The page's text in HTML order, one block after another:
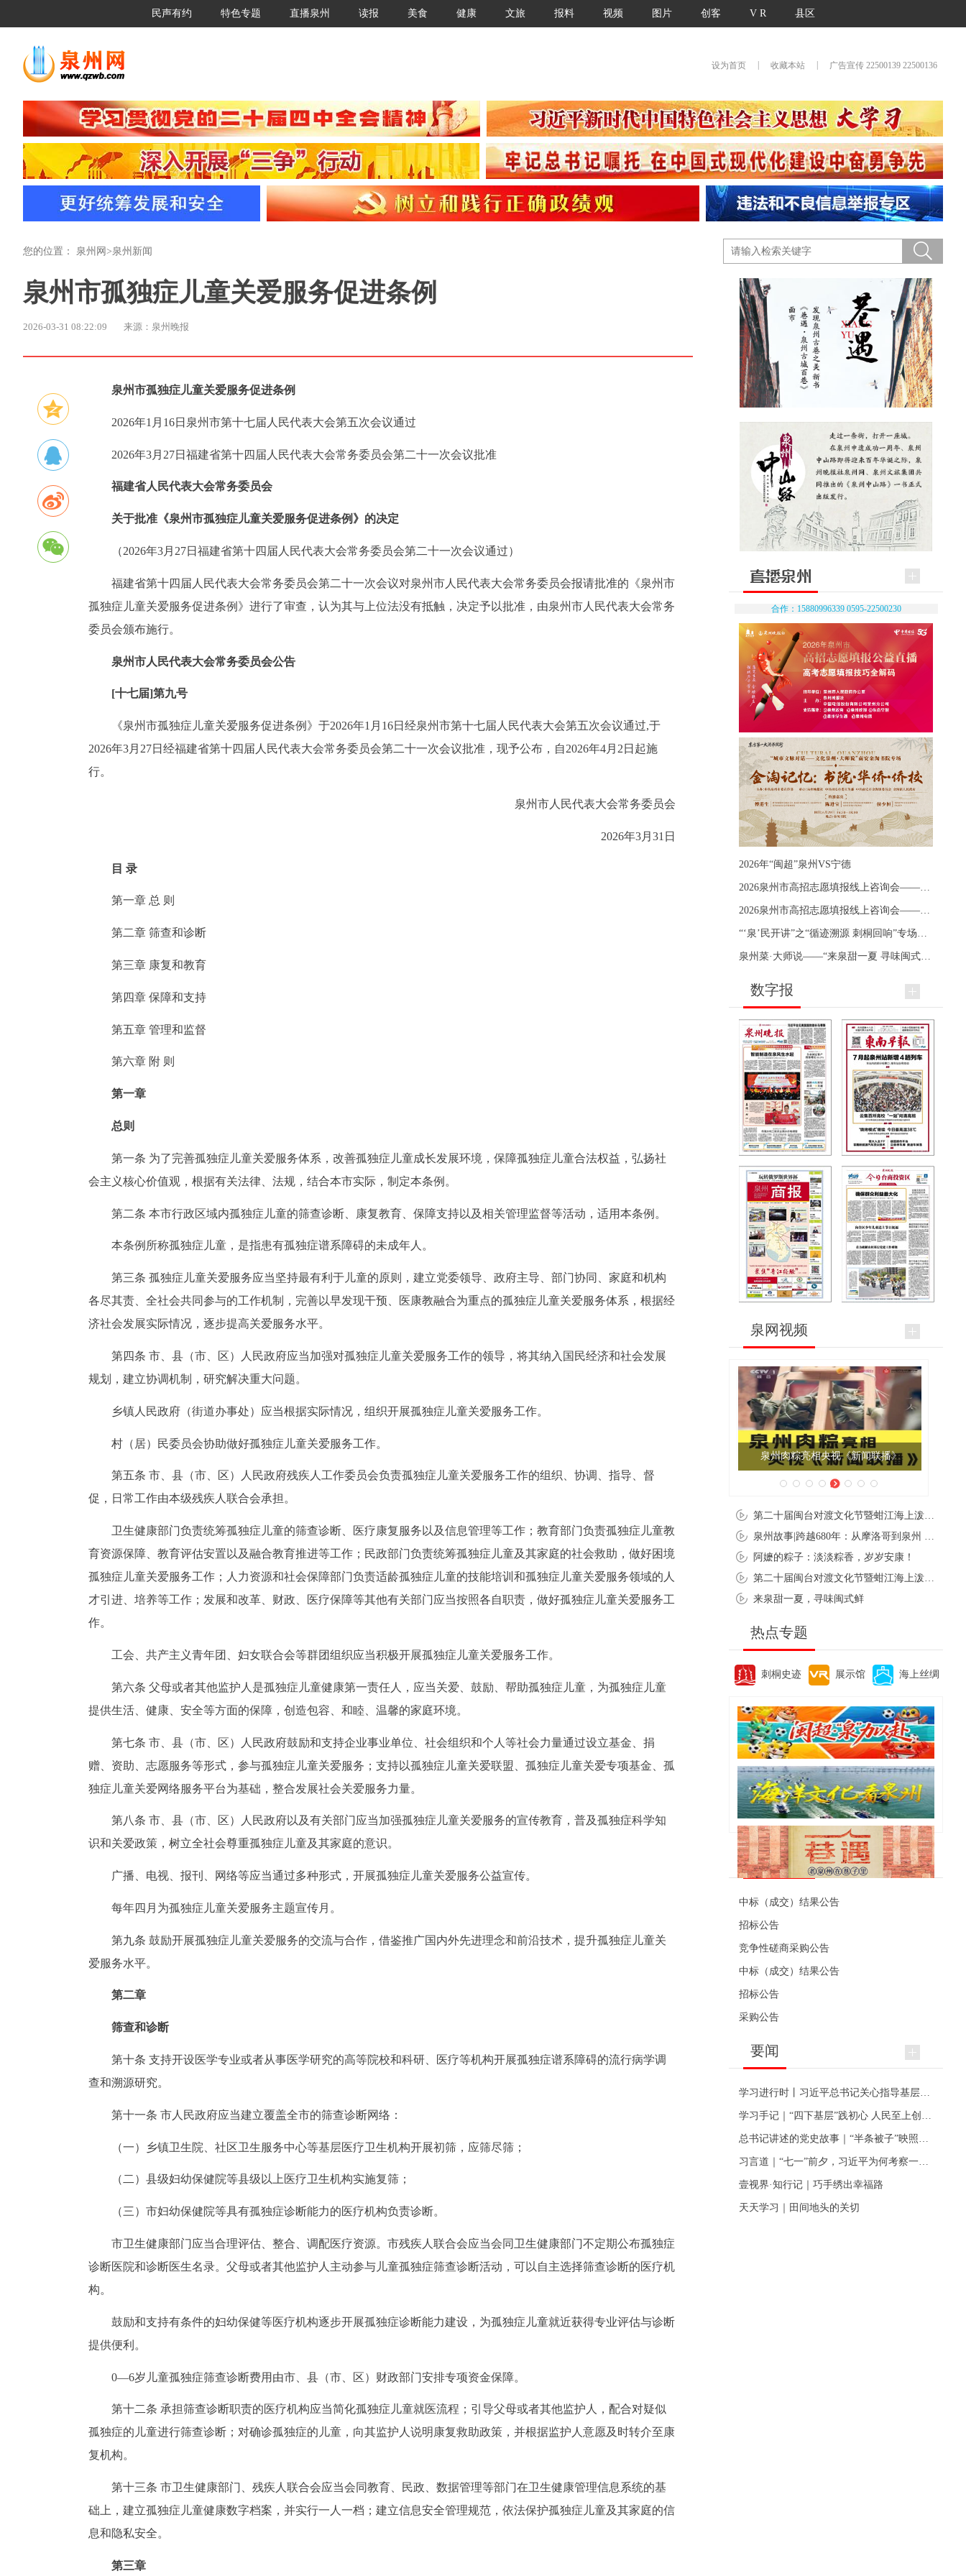
民声有约 特色专题 直播泉州 读报 美食 健康 文旅 报料 视频 图片 创客 V R 县区
设为首页 收藏本站 广告宣传 22500139 22500136
您的位置： 泉州网 >泉州新闻
泉州市孤独症儿童关爱服务促进条例
2026-03-31 08:22:09 来源：泉州晚报
泉州市孤独症儿童关爱服务促进条例
2026年1月16日泉州市第十七届人民代表大会第五次会议通过
2026年3月27日福建省第十四届人民代表大会常务委员会第二十一次会议批准
福建省人民代表大会常务委员会
关于批准《泉州市孤独症儿童关爱服务促进条例》的决定
（2026年3月27日福建省第十四届人民代表大会常务委员会第二十一次会议通过）
福建省第十四届人民代表大会常务委员会第二十一次会议对泉州市人民代表大会常务委员会报请批准的《泉州市
孤独症儿童关爱服务促进条例》进行了审查，认为其与上位法没有抵触，决定予以批准，由泉州市人民代表大会常务
委员会颁布施行。
泉州市人民代表大会常务委员会公告
[十七届]第九号
《泉州市孤独症儿童关爱服务促进条例》于2026年1月16日经泉州市第十七届人民代表大会第五次会议通过,于
2026年3月27日经福建省第十四届人民代表大会常务委员会第二十一次会议批准，现予公布，自2026年4月2日起施
行。
泉州市人民代表大会常务委员会
2026年3月31日
目 录
第一章 总 则
第二章 筛查和诊断
第三章 康复和教育
第四章 保障和支持
第五章 管理和监督
第六章 附 则
第一章
总则
第一条 为了完善孤独症儿童关爱服务体系，改善孤独症儿童成长发展环境，保障孤独症儿童合法权益，弘扬社
会主义核心价值观，根据有关法律、法规，结合本市实际，制定本条例。
第二条 本市行政区域内孤独症儿童的筛查诊断、康复教育、保障支持以及相关管理监督等活动，适用本条例。
本条例所称孤独症儿童，是指患有孤独症谱系障碍的未成年人。
第三条 孤独症儿童关爱服务应当坚持最有利于儿童的原则，建立党委领导、政府主导、部门协同、家庭和机构
各尽其责、全社会共同参与的工作机制，完善以早发现干预、医康教融合为重点的孤独症儿童关爱服务体系，根据经
济社会发展实际情况，逐步提高关爱服务水平。
第四条 市、县（市、区）人民政府应当加强对孤独症儿童关爱服务工作的领导，将其纳入国民经济和社会发展
规划，建立协调机制，研究解决重大问题。
乡镇人民政府（街道办事处）应当根据实际情况，组织开展孤独症儿童关爱服务工作。
村（居）民委员会协助做好孤独症儿童关爱服务工作。
第五条 市、县（市、区）人民政府残疾人工作委员会负责孤独症儿童关爱服务工作的组织、协调、指导、督
促，日常工作由本级残疾人联合会承担。
卫生健康部门负责统筹孤独症儿童的筛查诊断、医疗康复服务以及信息管理等工作；教育部门负责孤独症儿童教
育资源保障、教育评估安置以及融合教育推进等工作；民政部门负责统筹孤独症儿童及其家庭的社会救助，做好困境
孤独症儿童关爱服务工作；人力资源和社会保障部门负责适龄孤独症儿童的技能培训和孤独症儿童关爱服务领域的人
才引进、培养等工作；发展和改革、财政、医疗保障等其他有关部门应当按照各自职责，做好孤独症儿童关爱服务工
作。
工会、共产主义青年团、妇女联合会等群团组织应当积极开展孤独症儿童关爱服务工作。
第六条 父母或者其他监护人是孤独症儿童健康第一责任人，应当关爱、鼓励、帮助孤独症儿童，为孤独症儿童
提供生活、健康、安全等方面的保障，创造包容、和睦、温馨的家庭环境。
第七条 市、县（市、区）人民政府鼓励和支持企业事业单位、社会组织和个人等社会力量通过设立基金、捐
赠、资助、志愿服务等形式，参与孤独症儿童关爱服务；支持以孤独症儿童关爱联盟、孤独症儿童关爱专项基金、孤
独症儿童关爱网络服务平台为基础，整合发展社会关爱服务力量。
第八条 市、县（市、区）人民政府以及有关部门应当加强孤独症儿童关爱服务的宣传教育，普及孤独症科学知
识和关爱政策，树立全社会尊重孤独症儿童及其家庭的意识。
广播、电视、报刊、网络等应当通过多种形式，开展孤独症儿童关爱服务公益宣传。
每年四月为孤独症儿童关爱服务主题宣传月。
第九条 鼓励开展孤独症儿童关爱服务的交流与合作，借鉴推广国内外先进理念和前沿技术，提升孤独症儿童关
爱服务水平。
第二章
筛查和诊断
第十条 支持开设医学专业或者从事医学研究的高等院校和科研、医疗等机构开展孤独症谱系障碍的流行病学调
查和溯源研究。
第十一条 市人民政府应当建立覆盖全市的筛查诊断网络：
（一）乡镇卫生院、社区卫生服务中心等基层医疗卫生机构开展初筛，应筛尽筛；
（二）县级妇幼保健院等县级以上医疗卫生机构实施复筛；
（三）市妇幼保健院等具有孤独症诊断能力的医疗机构负责诊断。
市卫生健康部门应当合理评估、整合、调配医疗资源。市残疾人联合会应当会同卫生健康部门不定期公布孤独症
诊断医院和诊断医生名录。父母或者其他监护人主动参与儿童孤独症筛查诊断活动，可以自主选择筛查诊断的医疗机
构。
鼓励和支持有条件的妇幼保健等医疗机构逐步开展孤独症诊断能力建设，为孤独症儿童就近获得专业评估与诊断
提供便利。
0—6岁儿童孤独症筛查诊断费用由市、县（市、区）财政部门安排专项资金保障。
第十二条 承担筛查诊断职责的医疗机构应当简化孤独症儿童就医流程；引导父母或者其他监护人，配合对疑似
孤独症的儿童进行筛查诊断；对确诊孤独症的儿童，向其监护人说明康复救助政策，并根据监护人意愿及时转介至康
复机构。
第十三条 市卫生健康部门、残疾人联合会应当会同教育、民政、数据管理等部门在卫生健康管理信息系统的基
础上，建立孤独症儿童健康数字档案，并实行一人一档；建立信息安全管理规范，依法保护孤独症儿童及其家庭的信
息和隐私安全。
第三章
合作：15880996339 0595-22500230
2026年“闽超”泉州VS宁德
数字报
泉网视频
泉州肉粽亮相央视《新闻联播》
阿嬷的粽子：淡淡粽香，岁岁安康！
来泉甜一夏，寻味闽式鲜
热点专题
刺桐史迹 展示馆 海上丝绸
便民资讯
中标（成交）结果公告
招标公告
竞争性磋商采购公告
中标（成交）结果公告
招标公告
采购公告
要闻
壹视界·知行记｜巧手绣出幸福路
天天学习｜田间地头的关切